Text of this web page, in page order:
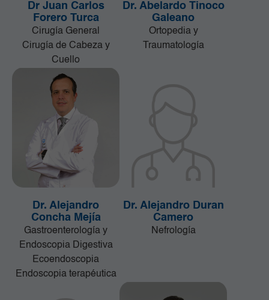
Dr Juan Carlos
Forero Turca
Cirugía General
Cirugía de Cabeza y
Cuello
Dr. Abelardo Tinoco
Galeano
Ortopedia y
Traumatología
Dr. Alejandro
Concha Mejía
Gastroenterología y
Endoscopia Digestiva
Ecoendoscopia
Endoscopia terapéutica
Dr. Alejandro Duran
Camero
Nefrología